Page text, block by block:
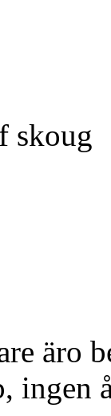
skoug
äro
ingen